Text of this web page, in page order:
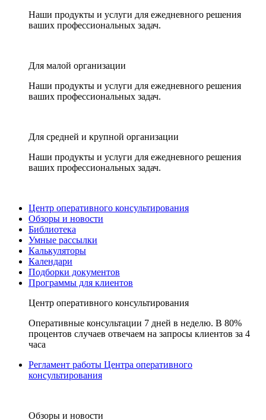
Наши продукты и услуги для ежедневного решения
ваших профессиональных задач.
Для малой организации
Наши продукты и услуги для ежедневного решения
ваших профессиональных задач.
Для средней и крупной организации
Наши продукты и услуги для ежедневного решения
ваших профессиональных задач.
Центр оперативного консультирования
Обзоры и новости
Библиотека
Умные рассылки
Калькуляторы
Календари
Подборки документов
Программы для клиентов
Центр оперативного консультирования
Оперативные консультации 7 дней в неделю. В 80%
процентов случаев отвечаем на запросы клиентов за 4
часа
Регламент работы Центра оперативного
консультирования
Обзоры и новости